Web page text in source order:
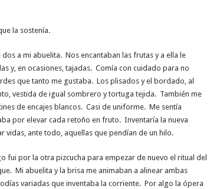
la sostenía.
a mi abuelita. Nos encantaban las frutas y a ella le
y, en ocasiones, tajadas. Comía con cuidado para no
que tanto me gustaba. Los plisados y el bordado, al
vestida de igual sombrero y tortuga tejida. También me
de encajes blancos. Casi de uniforme. Me sentía
por elevar cada retoño en fruto. Inventaría la nueva
vidas, ante todo, aquellas que pendían de un hilo.
fui por la otra pizcucha para empezar de nuevo el ritual del
Mi abuelita y la brisa me animaban a alinear ambas
variadas que inventaba la corriente. Por algo la ópera